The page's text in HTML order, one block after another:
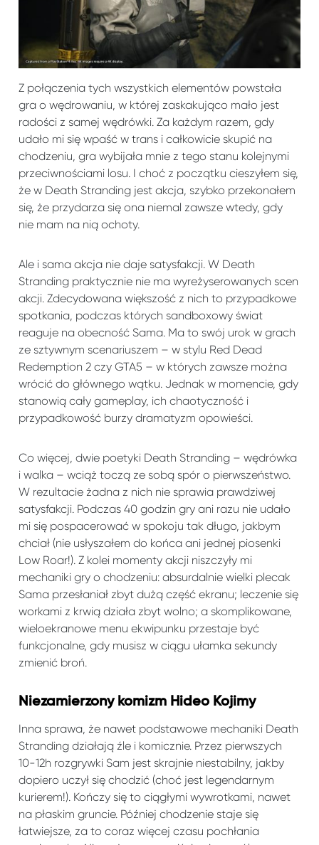
Z połączenia tych wszystkich elementów powstała
gra o wędrowaniu, w której zaskakująco mało jest
radości z samej wędrówki. Za każdym razem, gdy
udało mi się wpaść w trans i całkowicie skupić na
chodzeniu, gra wybijała mnie z tego stanu kolejnymi
przeciwnościami losu. I choć z początku cieszyłem się,
że w Death Stranding jest akcja, szybko przekonałem
się, że przydarza się ona niemal zawsze wtedy, gdy
nie mam na nią ochoty.
Ale i sama akcja nie daje satysfakcji. W Death
Stranding praktycznie nie ma wyreżyserowanych scen
akcji. Zdecydowana większość z nich to przypadkowe
spotkania, podczas których sandboxowy świat
reaguje na obecność Sama. Ma to swój urok w grach
ze sztywnym scenariuszem – w stylu Red Dead
Redemption 2 czy GTA5 – w których zawsze można
wrócić do głównego wątku. Jednak w momencie, gdy
stanowią cały gameplay, ich chaotyczność i
przypadkowość burzy dramatyzm opowieści.
Co więcej, dwie poetyki Death Stranding – wędrówka
i walka – wciąż toczą ze sobą spór o pierwszeństwo.
W rezultacie żadna z nich nie sprawia prawdziwej
satysfakcji. Podczas 40 godzin gry ani razu nie udało
mi się pospacerować w spokoju tak długo, jakbym
chciał (nie usłyszałem do końca ani jednej piosenki
Low Roar!). Z kolei momenty akcji niszczyły mi
mechaniki gry o chodzeniu: absurdalnie wielki plecak
Sama przesłaniał zbyt dużą część ekranu; leczenie się
workami z krwią działa zbyt wolno; a skomplikowane,
wieloekranowe menu ekwipunku przestaje być
funkcjonalne, gdy musisz w ciągu ułamka sekundy
zmienić broń.
Niezamierzony komizm Hideo Kojimy
Inna sprawa, że nawet podstawowe mechaniki Death
Stranding działają źle i komicznie. Przez pierwszych
10-12h rozgrywki Sam jest skrajnie niestabilny, jakby
dopiero uczył się chodzić (choć jest legendarnym
kurierem!). Kończy się to ciągłymi wywrotkami, nawet
na płaskim gruncie. Później chodzenie staje się
łatwiejsze, za to coraz więcej czasu pochłania